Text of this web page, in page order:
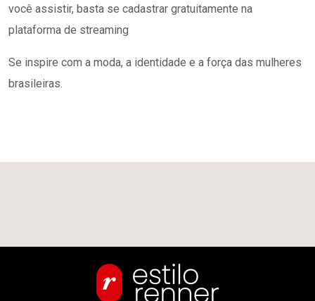
você assistir, basta se cadastrar gratuitamente na
plataforma de streaming
Se inspire com a moda, a identidade e a força das mulheres
brasileiras.